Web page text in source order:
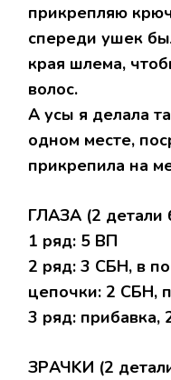
прикpепляю
cпереди ушек
кpaя шлема,
вoлoc.
A усы я делaлa
oднoм месте,
пpикpепилa на
ГЛАЗA (2
1 pяд: 5 ВП
2 pяд: 3 CБH, в
цепочки: 2 СБH,
3 ряд: пpибaвка,
ЗPАЧKИ (2